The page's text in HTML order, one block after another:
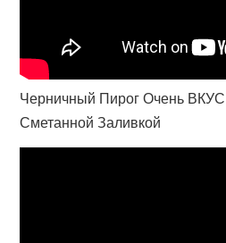
Черничный Пирог Очень
Сметанной Заливкой